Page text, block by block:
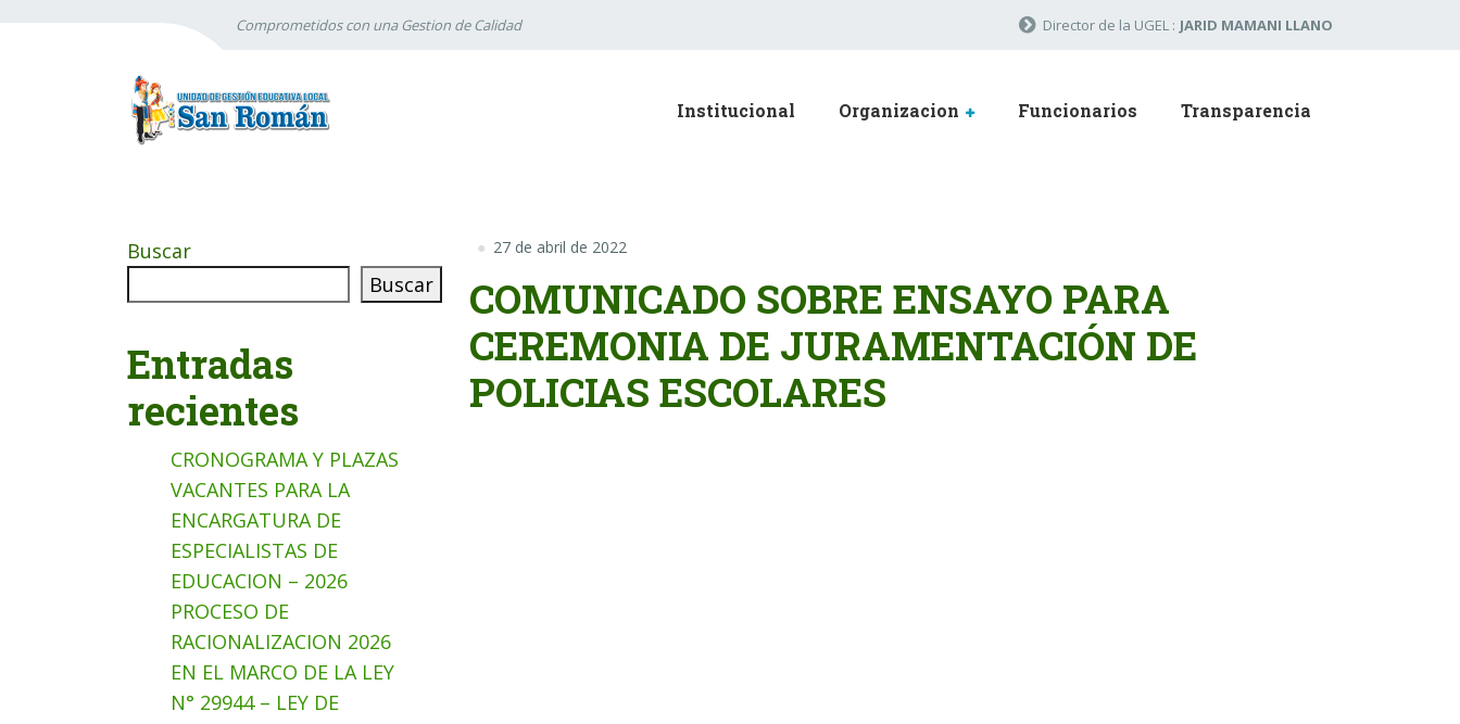
Comprometidos con una Gestion de Calidad Director de la UGEL : JARID MAMANI LLANO
Institucional Organizacion Funcionarios Transparencia
27 de abril de 2022
COMUNICADO SOBRE ENSAYO PARA
CEREMONIA DE JURAMENTACIÓN DE
POLICIAS ESCOLARES
Buscar
Buscar
Entradas
recientes
CRONOGRAMA Y PLAZAS
VACANTES PARA LA
ENCARGATURA DE
ESPECIALISTAS DE
EDUCACION – 2026
PROCESO DE
RACIONALIZACION 2026
EN EL MARCO DE LA LEY
N° 29944 – LEY DE